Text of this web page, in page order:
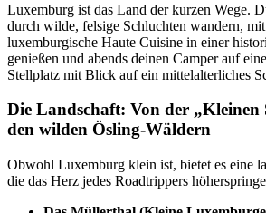
Luxemburg ist das Land der kurzen Wege.
durch wilde, felsige Schluchten wandern,
luxemburgische Haute Cuisine in einer
genießen und abends deinen Camper auf
Stellplatz mit Blick auf ein mittelalterliches
Die Landschaft: Von der „Kleinen
den wilden Ösling-Wäldern
Obwohl Luxemburg klein ist, bietet es eine
die das Herz jedes Roadtrippers